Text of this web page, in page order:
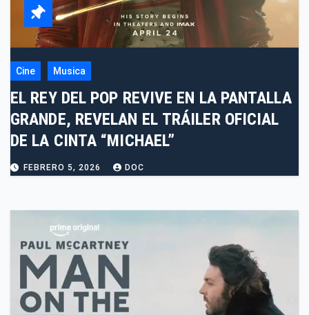
Cine Musica
EL REY DEL POP REVIVE EN LA PANTALLA
GRANDE, REVELAN EL TRÁILER OFICIAL
DE LA CINTA “MICHAEL”
FEBRERO 5, 2026 DOC